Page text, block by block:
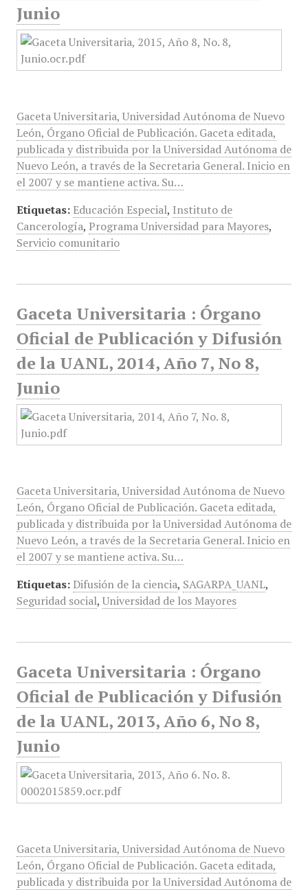
Junio
Gaceta Universitaria, Universidad Autónoma de Nuevo
León, Órgano Oficial de Publicación. Gaceta editada,
publicada y distribuida por la Universidad Autónoma de
Nuevo León, a través de la Secretaria General. Inicio en
el 2007 y se mantiene activa. Su…
Etiquetas: Educación Especial, Instituto de
Cancerología, Programa Universidad para Mayores,
Servicio comunitario
Gaceta Universitaria : Órgano
Oficial de Publicación y Difusión
de la UANL, 2014, Año 7, No 8,
Junio
Gaceta Universitaria, Universidad Autónoma de Nuevo
León, Órgano Oficial de Publicación. Gaceta editada,
publicada y distribuida por la Universidad Autónoma de
Nuevo León, a través de la Secretaria General. Inicio en
el 2007 y se mantiene activa. Su…
Etiquetas: Difusión de la ciencia, SAGARPA_UANL,
Seguridad social, Universidad de los Mayores
Gaceta Universitaria : Órgano
Oficial de Publicación y Difusión
de la UANL, 2013, Año 6, No 8,
Junio
Gaceta Universitaria, Universidad Autónoma de Nuevo
León, Órgano Oficial de Publicación. Gaceta editada,
publicada y distribuida por la Universidad Autónoma de